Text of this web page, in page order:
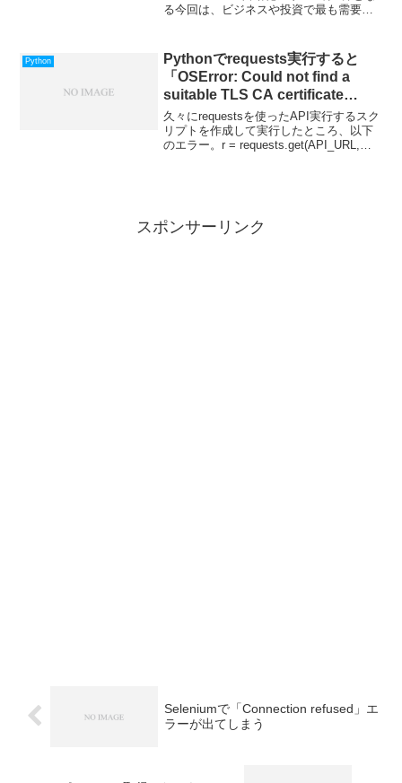
る今回は、ビジネスや投資で最も需要が
解説します。「来月...
Python
Pythonでrequests実行すると
「OSError: Could not find a
suitable TLS CA certificate
bundle, invalid path:」
久々にrequestsを使ったAPI実行するスク
リプトを作成して実行したところ、以下
のエラー。r = requests.get(API_URL,
スポンサーリンク
Seleniumで「Connection refused」エ
ラーが出てしまう